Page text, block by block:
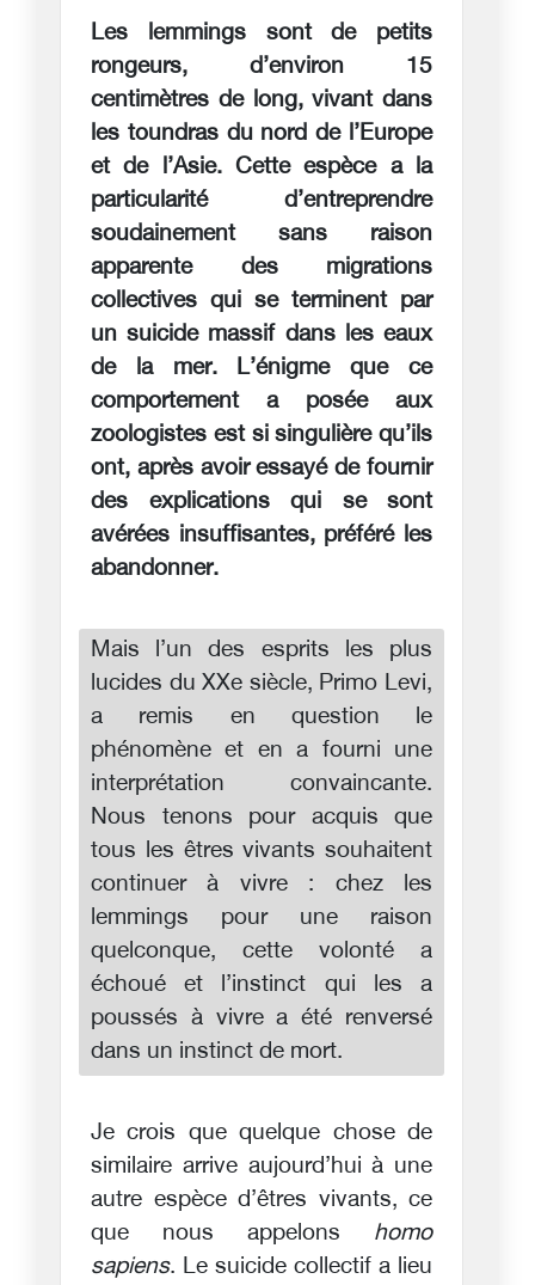
Les lemmings sont de petits
rongeurs, d’environ 15
centimètres de long, vivant dans
les toundras du nord de l’Europe
et de l’Asie. Cette espèce a la
particularité d’entreprendre
soudainement sans raison
apparente des migrations
collectives qui se terminent par
un suicide massif dans les eaux
de la mer. L’énigme que ce
comportement a posée aux
zoologistes est si singulière qu’ils
ont, après avoir essayé de fournir
des explications qui se sont
avérées insuffisantes, préféré les
abandonner.
Mais l’un des esprits les plus
lucides du XXe siècle, Primo Levi,
a remis en question le
phénomène et en a fourni une
interprétation convaincante.
Nous tenons pour acquis que
tous les êtres vivants souhaitent
continuer à vivre : chez les
lemmings pour une raison
quelconque, cette volonté a
échoué et l’instinct qui les a
poussés à vivre a été renversé
dans un instinct de mort.
Je crois que quelque chose de
similaire arrive aujourd’hui à une
autre espèce d’êtres vivants, ce
que nous appelons homo
sapiens. Le suicide collectif a lieu